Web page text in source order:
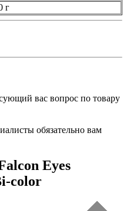
г
вас вопрос по товару
обязательно вам
Eyes
color